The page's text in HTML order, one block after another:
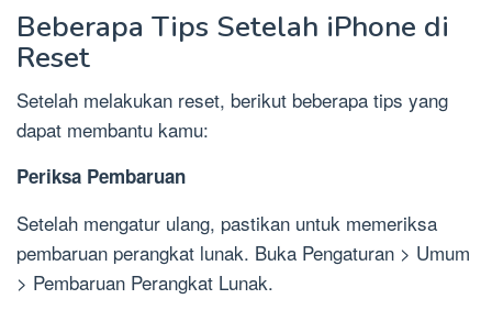
Beberapa Tips Setelah iPhone di
Reset
Setelah melakukan reset, berikut beberapa tips yang
dapat membantu kamu:
Periksa Pembaruan
Setelah mengatur ulang, pastikan untuk memeriksa
pembaruan perangkat lunak. Buka Pengaturan > Umum
> Pembaruan Perangkat Lunak.